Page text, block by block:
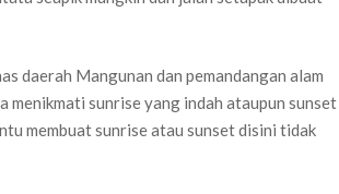
daerah Mangunan dan pemandangan alam
menikmati sunrise yang indah ataupun sunset
membuat sunrise atau sunset disini tidak